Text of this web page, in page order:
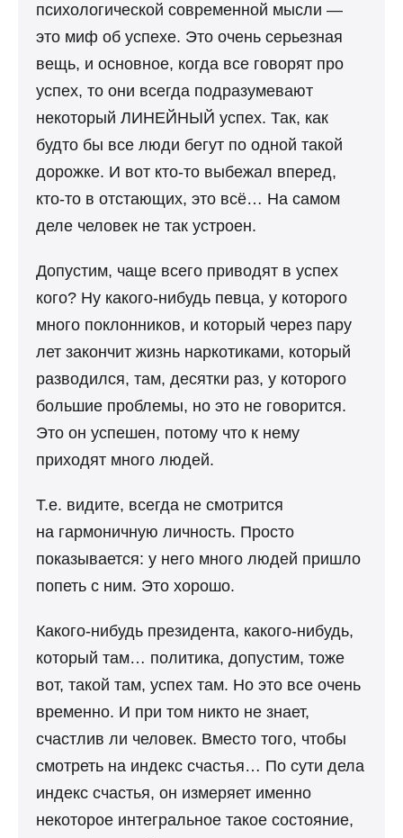
психологической современной мысли —
это миф об успехе. Это очень серьезная
вещь, и основное, когда все говорят про
успех, то они всегда подразумевают
некоторый ЛИНЕЙНЫЙ успех. Так, как
будто бы все люди бегут по одной такой
дорожке. И вот кто-то выбежал вперед,
кто-то в отстающих, это всё… На самом
деле человек не так устроен.
Допустим, чаще всего приводят в успех
кого? Ну какого-нибудь певца, у которого
много поклонников, и который через пару
лет закончит жизнь наркотиками, который
разводился, там, десятки раз, у которого
большие проблемы, но это не говорится.
Это он успешен, потому что к нему
приходят много людей.
Т.е. видите, всегда не смотрится
на гармоничную личность. Просто
показывается: у него много людей пришло
попеть с ним. Это хорошо.
Какого-нибудь президента, какого-нибудь,
который там… политика, допустим, тоже
вот, такой там, успех там. Но это все очень
временно. И при том никто не знает,
счастлив ли человек. Вместо того, чтобы
смотреть на индекс счастья… По сути дела
индекс счаcтья, он измеряет именно
некоторое интегральное такое состояние,